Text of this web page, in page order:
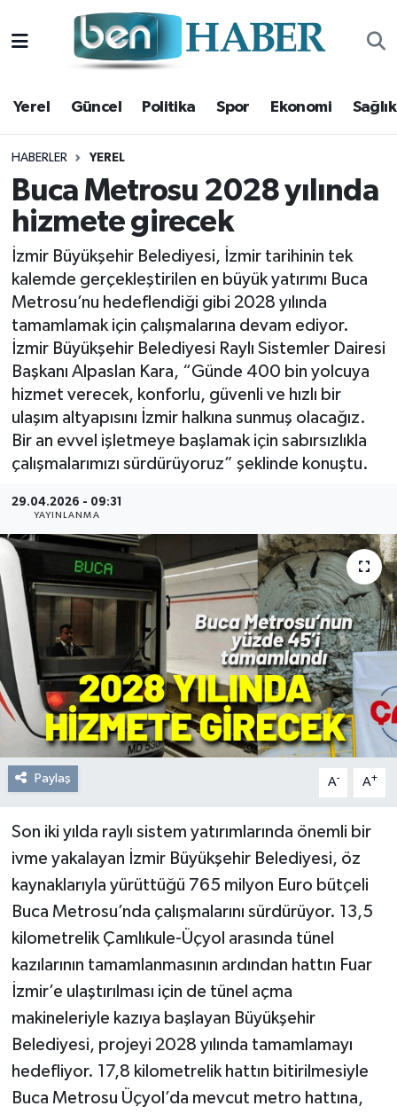
Yerel Güncel Politika Spor Ekonomi Sağlık
HABERLER YEREL
Buca Metrosu 2028 yılında
hizmete girecek
İzmir Büyükşehir Belediyesi, İzmir tarihinin tek
kalemde gerçekleştirilen en büyük yatırımı Buca
Metrosu’nu hedeflendiği gibi 2028 yılında
tamamlamak için çalışmalarına devam ediyor.
İzmir Büyükşehir Belediyesi Raylı Sistemler Dairesi
Başkanı Alpaslan Kara, “Günde 400 bin yolcuya
hizmet verecek, konforlu, güvenli ve hızlı bir
ulaşım altyapısını İzmir halkına sunmuş olacağız.
Bir an evvel işletmeye başlamak için sabırsızlıkla
çalışmalarımızı sürdürüyoruz” şeklinde konuştu.
29.04.2026 - 09:31
YAYINLANMA
Paylaş A- A+
Son iki yılda raylı sistem yatırımlarında önemli bir
ivme yakalayan İzmir Büyükşehir Belediyesi, öz
kaynaklarıyla yürüttüğü 765 milyon Euro bütçeli
Buca Metrosu’nda çalışmalarını sürdürüyor. 13,5
kilometrelik Çamlıkule-Üçyol arasında tünel
kazılarının tamamlanmasının ardından hattın Fuar
İzmir’e ulaştırılması için de tünel açma
makineleriyle kazıya başlayan Büyükşehir
Belediyesi, projeyi 2028 yılında tamamlamayı
hedefliyor. 17,8 kilometrelik hattın bitirilmesiyle
Buca Metrosu Üçyol’da mevcut metro hattına,
Yerel
Güncel
Politika
Spor
Ekonomi
Sağlık
Magazin
Kültür Sanat
Resmi Reklam
Röportajlar
Hava Durumu
Trafik Durumu
Süper Lig Puan Durumu ve Fikstür
Tüm Manşetler
Son Dakika Haberleri
Haber Arşivi